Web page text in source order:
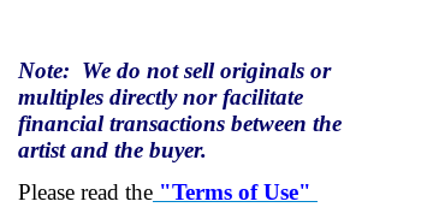
Note: We do not sell originals or
multiples directly nor facilitate
financial transactions between the
artist and the buyer.
Please read the "Terms of Use"